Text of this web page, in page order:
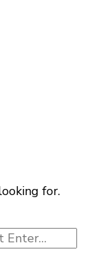
for.